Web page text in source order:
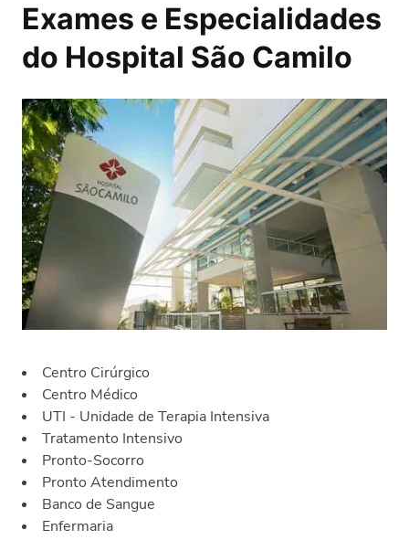
Exames e Especialidades
do Hospital São Camilo
Centro Cirúrgico
Centro Médico
UTI - Unidade de Terapia Intensiva
Tratamento Intensivo
Pronto-Socorro
Pronto Atendimento
Banco de Sangue
Enfermaria